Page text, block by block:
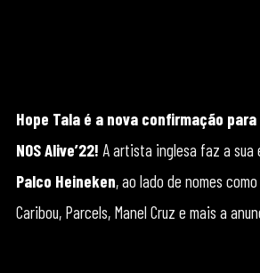
Hope Tala é a nova confirmação
NOS Alive’22! A artista inglesa faz a sua
Palco Heineken, ao lado de nomes
Caribou, Parcels, Manel Cruz e mais a